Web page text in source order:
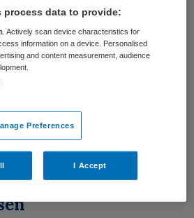
alle bij het statuut
De ‘vertaling’ is
het Zorginstituut
aan alle stukken
ggz-instellingen om deze
te makken voor hun
process data to provide:
Actively scan device characteristics for
information on a device. Personalised
and content measurement, audience
Preferences
I Accept